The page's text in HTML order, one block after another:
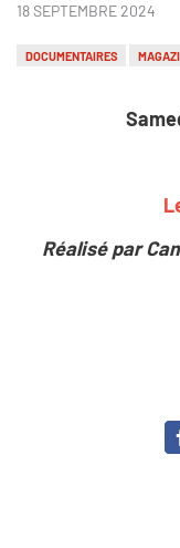
18 SEPTEMBRE 2024
DOCUMENTAIRES
Réalisé par